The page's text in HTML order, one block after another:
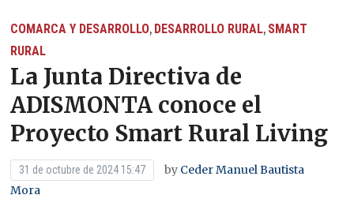
COMARCA Y DESARROLLO, DESARROLLO RURAL, SMART
RURAL
La Junta Directiva de
ADISMONTA conoce el
Proyecto Smart Rural Living
31 de octubre de 2024 15:47 by Ceder Manuel Bautista
Mora